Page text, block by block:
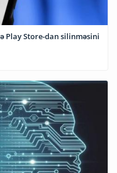
Play Store-dan silinməsini